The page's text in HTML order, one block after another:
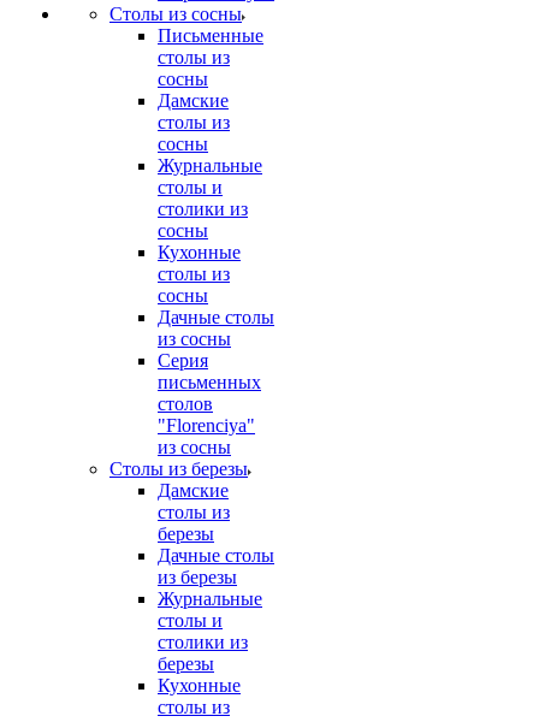
Столы из сосны
Письменные
столы из
сосны
Дамские
столы из
сосны
Журнальные
столы и
столики из
сосны
Кухонные
столы из
сосны
Дачные столы
из сосны
Серия
письменных
столов
"Florenciya"
из сосны
Столы из березы
Дамские
столы из
березы
Дачные столы
из березы
Журнальные
столы и
столики из
березы
Кухонные
столы из